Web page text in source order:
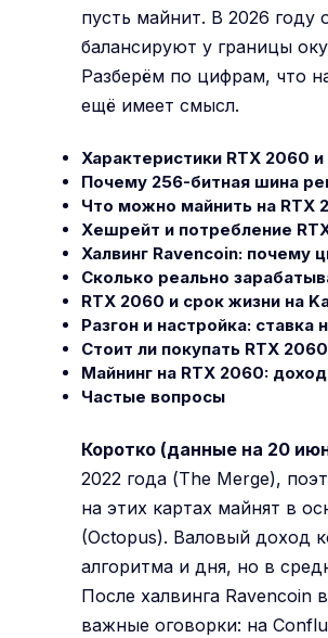
пусть майнит. В 2026 году
балансируют у границы
Разберём по цифрам, что
ещё имеет смысл.
Характеристики RTX 2060
Почему 256-битная шина
Что можно майнить на RTX
Хешрейт и потребление
Халвинг Ravencoin: почему
Сколько реально
RTX 2060 и срок жизни на
Разгон и настройка: ставка
Стоит ли покупать RTX
Майнинг на RTX 2060:
Частые вопросы
Коротко (данные на 20
2022 года (The Merge),
на этих картах майнят в
(Octopus). Валовый доход
алгоритма и дня, но в
После халвинга Ravencoin
важные оговорки: на